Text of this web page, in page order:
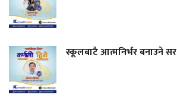
स्कूलबाटै आत्मनिर्भर बनाउने सर